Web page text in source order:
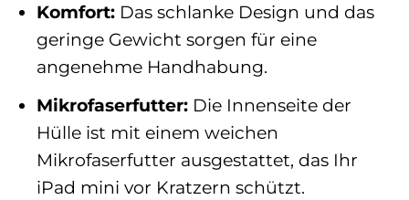
Komfort: Das schlanke Design und das
geringe Gewicht sorgen für eine
angenehme Handhabung.
Mikrofaserfutter: Die Innenseite der
Hülle ist mit einem weichen
Mikrofaserfutter ausgestattet, das Ihr
iPad mini vor Kratzern schützt.